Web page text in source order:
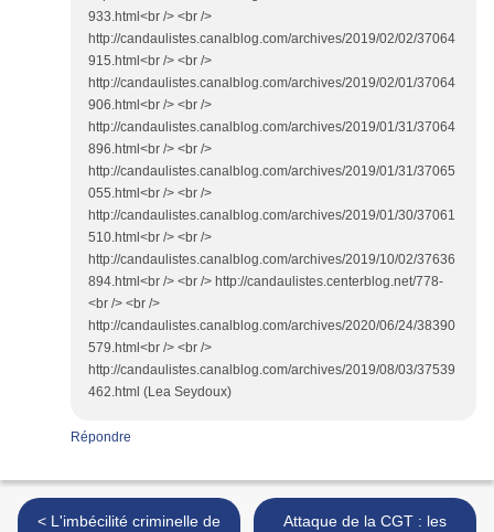
933.html<br /> <br />
http://candaulistes.canalblog.com/archives/2019/02/02/37064
915.html<br /> <br />
http://candaulistes.canalblog.com/archives/2019/02/01/37064
906.html<br /> <br />
http://candaulistes.canalblog.com/archives/2019/01/31/37064
896.html<br /> <br />
http://candaulistes.canalblog.com/archives/2019/01/31/37065
055.html<br /> <br />
http://candaulistes.canalblog.com/archives/2019/01/30/37061
510.html<br /> <br />
http://candaulistes.canalblog.com/archives/2019/10/02/37636
894.html<br /> <br /> http://candaulistes.centerblog.net/778-
<br /> <br />
http://candaulistes.canalblog.com/archives/2020/06/24/38390
579.html<br /> <br />
http://candaulistes.canalblog.com/archives/2019/08/03/37539
462.html (Lea Seydoux)
Répondre
< L'imbécilité criminelle de
Attaque de la CGT : les